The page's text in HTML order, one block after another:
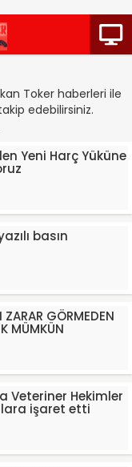
Toker haberleri ile
edebilirsiniz.
Yeni Harç Yüküne
basın
ZARAR GÖRMEDEN
MÜMKÜN
Veteriner Hekimler
işaret etti